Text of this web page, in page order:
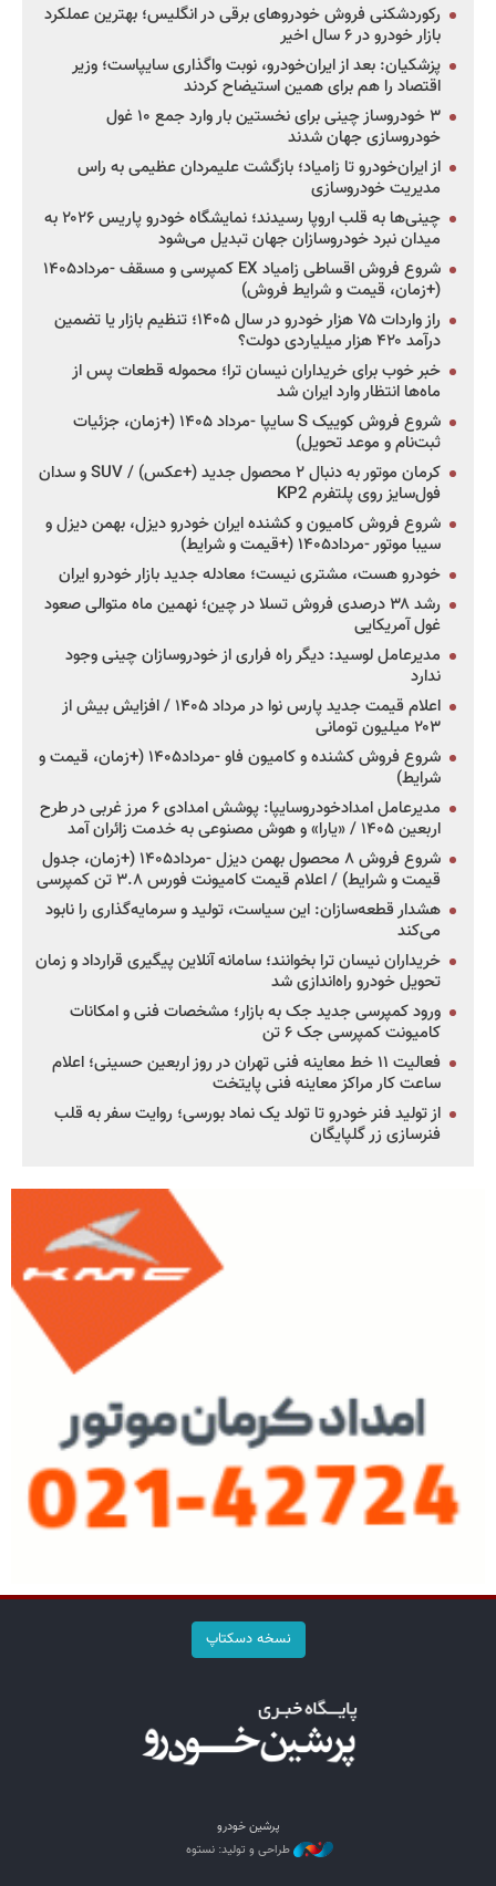
رکوردشکنی فروش خودروهای برقی در انگلیس؛ بهترین عملکرد
بازار خودرو در ۶ سال اخیر
پزشکیان: بعد از ایران‌خودرو، نوبت واگذاری سایپاست؛ وزیر
اقتصاد را هم برای همین استیضاح کردند
۳ خودروساز چینی برای نخستین بار وارد جمع ۱۰ غول
خودروسازی جهان شدند
از ایران‌خودرو تا زامیاد؛ بازگشت علیمردان عظیمی به راس
مدیریت خودروسازی
چینی‌ها به قلب اروپا رسیدند؛ نمایشگاه خودرو پاریس ۲۰۲۶ به
میدان نبرد خودروسازان جهان تبدیل می‌شود
شروع فروش اقساطی زامیاد EX کمپرسی و مسقف -مرداد۱۴۰۵
(+زمان، قیمت و شرایط فروش)
راز واردات ۷۵ هزار خودرو در سال ۱۴۰۵؛ تنظیم بازار یا تضمین
درآمد ۴۲۰ هزار میلیاردی دولت؟
خبر خوب برای خریداران نیسان ترا؛ محموله قطعات پس از
ماه‌ها انتظار وارد ایران شد
شروع فروش کوییک S سایپا -مرداد ۱۴۰۵ (+زمان، جزئیات
ثبت‌نام و موعد تحویل)
کرمان موتور به دنبال ۲ محصول جدید (+عکس) / SUV و سدان
فول‌سایز روی پلتفرم KP2
شروع فروش کامیون و کشنده ایران خودرو دیزل، بهمن دیزل و
سیبا موتور -مرداد۱۴۰۵ (+قیمت و شرایط)
خودرو هست، مشتری نیست؛ معادله جدید بازار خودرو ایران
رشد ۳۸ درصدی فروش تسلا در چین؛ نهمین ماه متوالی صعود
غول آمریکایی
مدیرعامل لوسید: دیگر راه فراری از خودروسازان چینی وجود
ندارد
اعلام قیمت جدید پارس نوا در مرداد ۱۴۰۵ / افزایش بیش از
۲۰۳ میلیون تومانی
شروع فروش کشنده و کامیون فاو -مرداد۱۴۰۵ (+زمان، قیمت و
شرایط)
مدیرعامل امدادخودروسایپا: پوشش امدادی ۶ مرز غربی در طرح
اربعین ۱۴۰۵ / «یارا» و هوش مصنوعی به خدمت زائران آمد
شروع فروش ۸ محصول بهمن دیزل -مرداد۱۴۰۵ (+زمان، جدول
قیمت و شرایط) / اعلام قیمت کامیونت فورس ۳.۸ تن کمپرسی
هشدار قطعه‌سازان: این سیاست، تولید و سرمایه‌گذاری را نابود
می‌کند
خریداران نیسان ترا بخوانند؛ سامانه آنلاین پیگیری قرارداد و زمان
تحویل خودرو راه‌اندازی شد
ورود کمپرسی جدید جک به بازار؛ مشخصات فنی و امکانات
کامیونت کمپرسی جک ۶ تن
فعالیت ۱۱ خط معاینه فنی تهران در روز اربعین حسینی؛ اعلام
ساعت کار مراکز معاینه فنی پایتخت
از تولید فنر خودرو تا تولد یک نماد بورسی؛ روایت سفر به قلب
فنرسازی زر گلپایگان
نسخه دسکتاپ
پرشین خودرو
طراحی و تولید: نستوه